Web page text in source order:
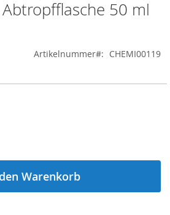
50 ml
Artikelnummer CHEMI00119
Warenkorb